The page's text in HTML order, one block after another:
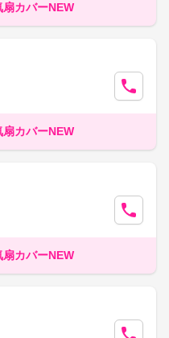
カバーNEW
カバーNEW
カバーNEW